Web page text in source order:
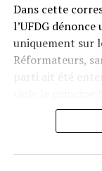
Dans cette
l’UFDG dénonce
uniquement sur
Réformateurs,
parti ait été
l’exercice